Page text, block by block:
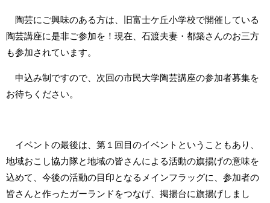
陶芸にご興味のある方は、旧富士ケ丘小学校で開催している
陶芸講座に是非ご参加を！現在、石渡夫妻・都築さんのお三方
も参加されています。
申込み制ですので、次回の市民大学陶芸講座の参加者募集を
お待ちください。
イベントの最後は、第１回目のイベントということもあり、
地域おこし協力隊と地域の皆さんによる活動の旗揚げの意味を
込めて、今後の活動の目印となるメインフラッグに、参加者の
皆さんと作ったガーランドをつなげ、掲揚台に旗揚げしまし